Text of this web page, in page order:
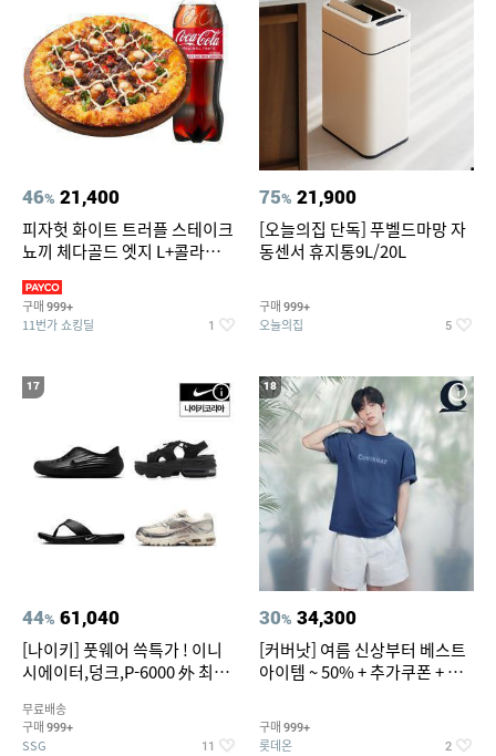
46% 21,400
피자헛 화이트 트러플 스테이크
뇨끼 체다골드 엣지 L+콜라
구매 999+
11번가 쇼킹딜 1
75% 21,900
[오늘의집 단독] 푸벨드마망 자
동센서 휴지통9L/20L
구매 999+
오늘의집 5
17
44% 61,040
[나이키] 풋웨어 쓱특가 ! 이니
시에이터,덩크,P-6000 外 최대
무료배송
구매 999+
SSG 11
18
30% 34,300
[커버낫] 여름 신상부터 베스트
아이템 ~ 50% + 추가쿠폰 + 카
구매 999+
롯데온 2